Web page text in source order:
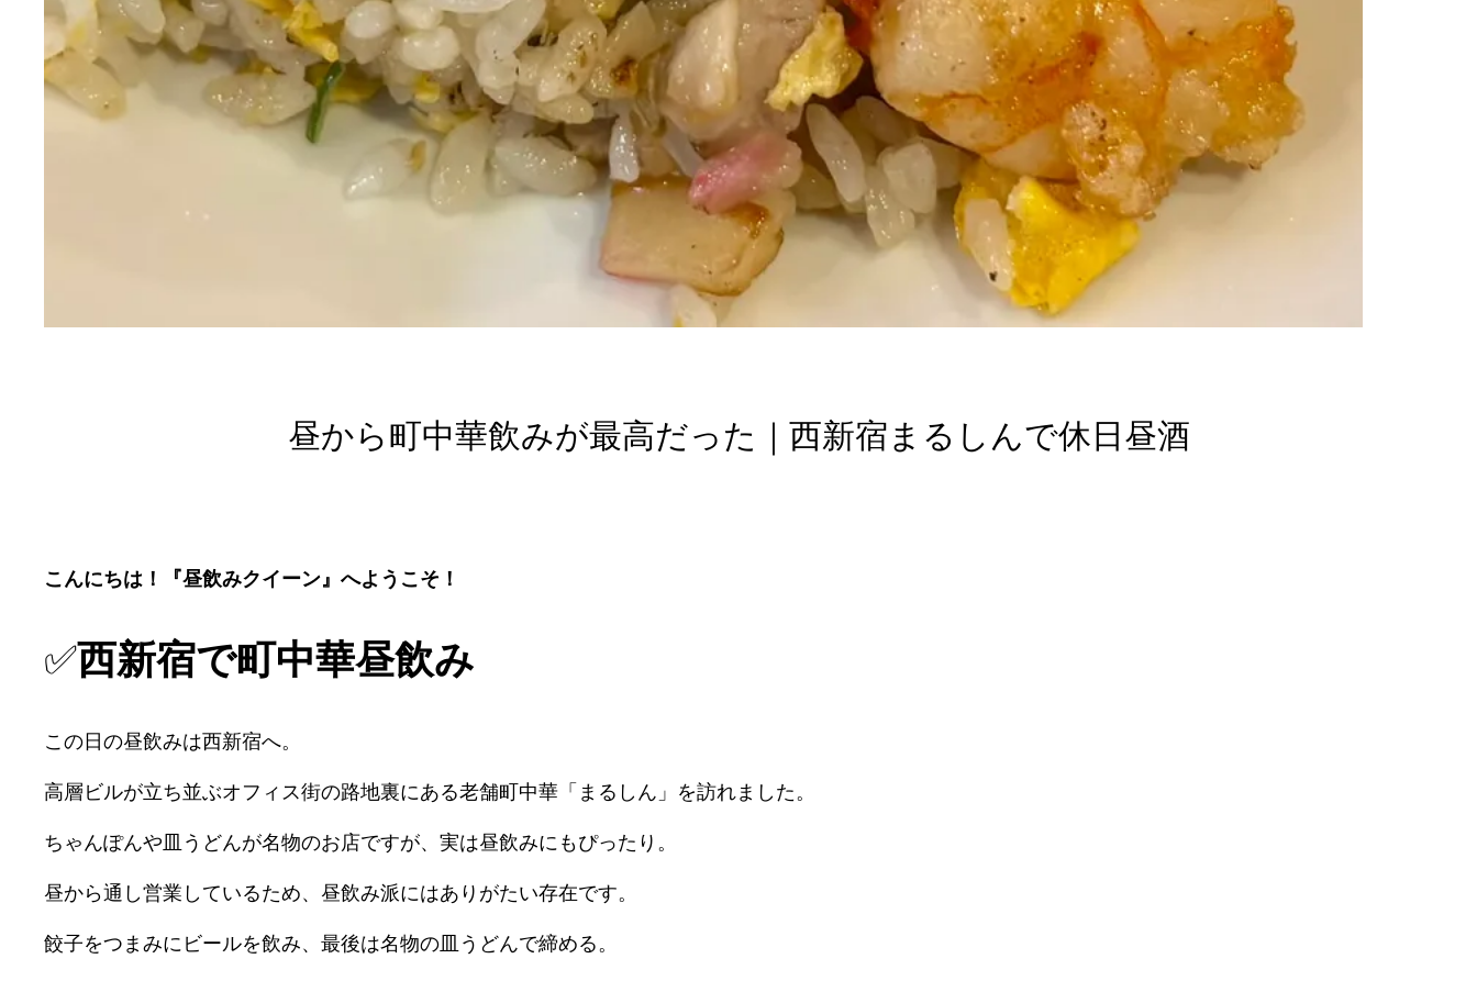
昼から町中華飲みが最高だった｜西新宿まるしんで休日昼酒
こんにちは！『昼飲みクイーン』へようこそ！
✅西新宿で町中華昼飲み
この日の昼飲みは西新宿へ。
高層ビルが立ち並ぶオフィス街の路地裏にある老舗町中華「まるしん」を訪れました。
ちゃんぽんや皿うどんが名物のお店ですが、実は昼飲みにもぴったり。
昼から通し営業しているため、昼飲み派にはありがたい存在です。
餃子をつまみにビールを飲み、最後は名物の皿うどんで締める。